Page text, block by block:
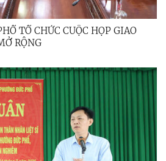
TỔ CHỨC CUỘC HỌP GIAO
RỘNG